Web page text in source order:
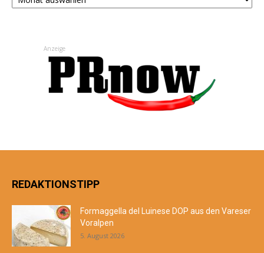
Anzeige
REDAKTIONSTIPP
Formaggella del Luinese DOP aus den Vareser
Voralpen
5. August 2026